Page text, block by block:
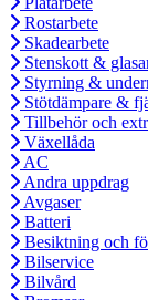
Rostarbete
Skadearbete
Stenskott &
Styrning &
Stötdämpare &
Tillbehör och
Växellåda
AC
Andra uppdrag
Avgaser
Batteri
Besiktning och
Bilservice
Bilvård